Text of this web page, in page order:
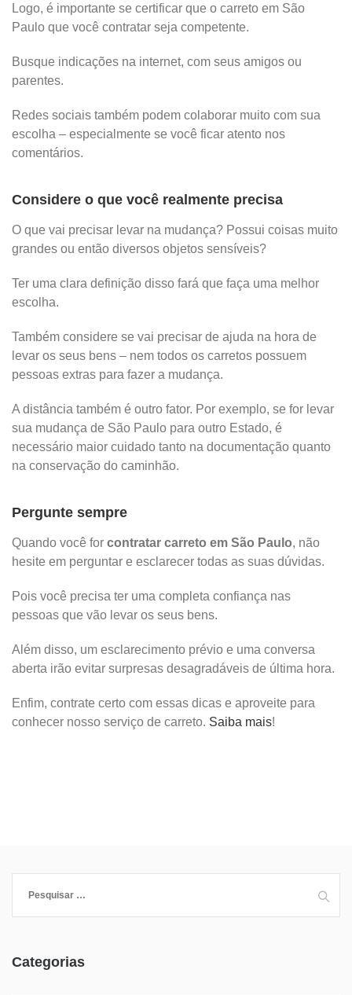
Logo, é importante se certificar que o carreto em São
Paulo que você contratar seja competente.
Busque indicações na internet, com seus amigos ou
parentes.
Redes sociais também podem colaborar muito com sua
escolha – especialmente se você ficar atento nos
comentários.
Considere o que você realmente precisa
O que vai precisar levar na mudança? Possui coisas muito
grandes ou então diversos objetos sensíveis?
Ter uma clara definição disso fará que faça uma melhor
escolha.
Também considere se vai precisar de ajuda na hora de
levar os seus bens – nem todos os carretos possuem
pessoas extras para fazer a mudança.
A distância também é outro fator. Por exemplo, se for levar
sua mudança de São Paulo para outro Estado, é
necessário maior cuidado tanto na documentação quanto
na conservação do caminhão.
Pergunte sempre
Quando você for contratar carreto em São Paulo, não
hesite em perguntar e esclarecer todas as suas dúvidas.
Pois você precisa ter uma completa confiança nas
pessoas que vão levar os seus bens.
Além disso, um esclarecimento prévio e uma conversa
aberta irão evitar surpresas desagradáveis de última hora.
Enfim, contrate certo com essas dicas e aproveite para
conhecer nosso serviço de carreto. Saiba mais!
por:
Categorias